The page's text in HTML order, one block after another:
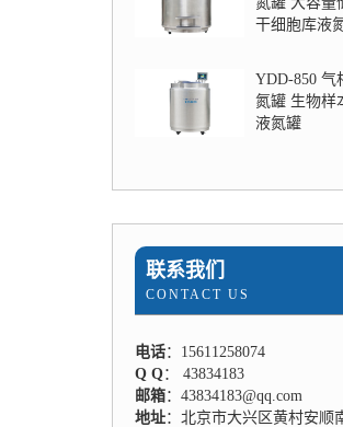
干细胞库液
YDD-850 气
氮罐 生物样
液氮罐
联系我们
CONTACT US
电话：15611258074
Q Q： 43834183
邮箱：43834183@qq.com
地址：北京市大兴区黄村安顺